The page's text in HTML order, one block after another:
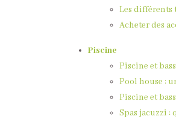
Les différents
Acheter des
Piscine
Piscine et
Pool house :
Piscine et
Spas jacuzzi :